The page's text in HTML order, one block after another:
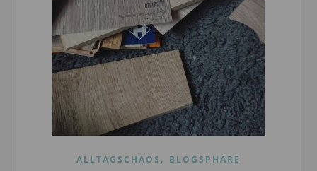
ALLTAGSCHAOS , BLOGSPHÄRE